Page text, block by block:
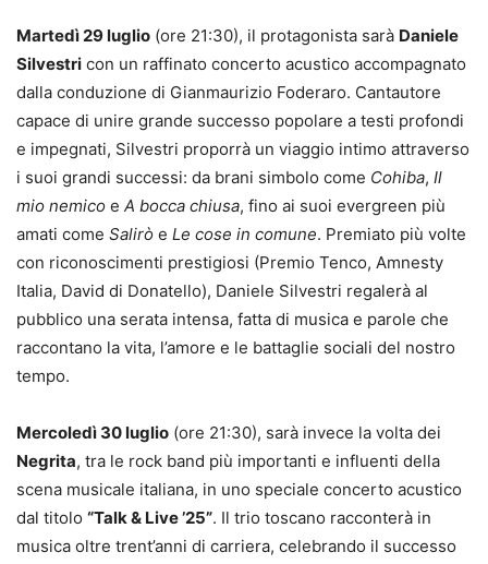
Martedì 29 luglio (ore 21:30), il protagonista sarà Daniele
Silvestri con un raffinato concerto acustico accompagnato
dalla conduzione di Gianmaurizio Foderaro. Cantautore
capace di unire grande successo popolare a testi profondi
e impegnati, Silvestri proporrà un viaggio intimo attraverso
i suoi grandi successi: da brani simbolo come Cohiba, Il
mio nemico e A bocca chiusa, fino ai suoi evergreen più
amati come Salirò e Le cose in comune. Premiato più volte
con riconoscimenti prestigiosi (Premio Tenco, Amnesty
Italia, David di Donatello), Daniele Silvestri regalerà al
pubblico una serata intensa, fatta di musica e parole che
raccontano la vita, l’amore e le battaglie sociali del nostro
tempo.
Mercoledì 30 luglio (ore 21:30), sarà invece la volta dei
Negrita, tra le rock band più importanti e influenti della
scena musicale italiana, in uno speciale concerto acustico
dal titolo “Talk & Live ’25”. Il trio toscano racconterà in
musica oltre trent’anni di carriera, celebrando il successo